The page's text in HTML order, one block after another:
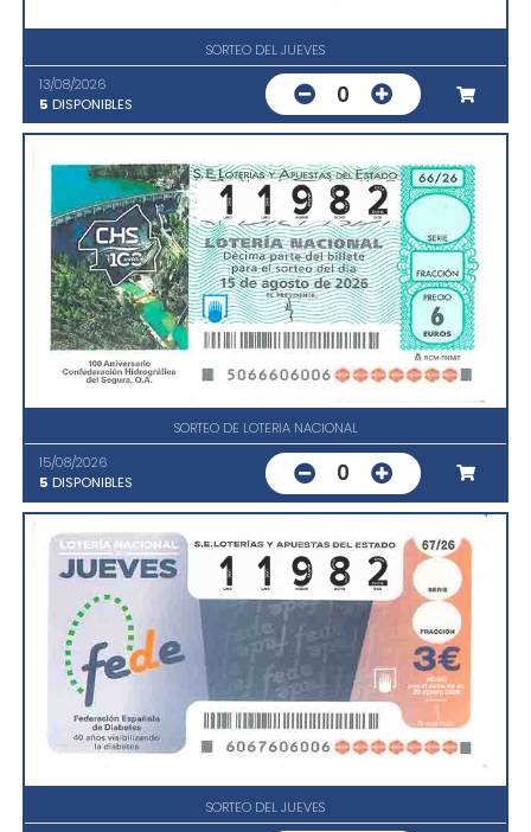
SORTEO DEL JUEVES
13/08/2026
5 DISPONIBLES 0
SORTEO DE LOTERIA NACIONAL
15/08/2026
5 DISPONIBLES 0
SORTEO DEL JUEVES